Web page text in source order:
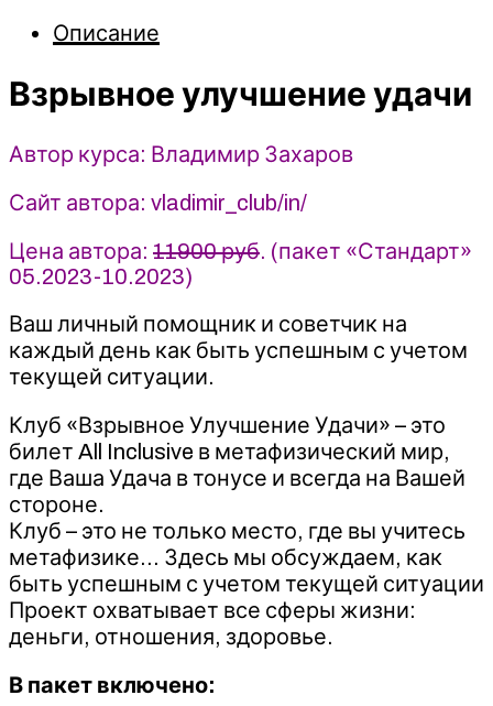
удачи
2023
-
Захаров
Описание
Взрывное улучшение удачи
Автор курса: Владимир Захаров
Сайт автора: vladimir_club/in/
Цена автора: 11900 руб. (пакет «Стандарт»
05.2023-10.2023)
Ваш личный помощник и советчик на
каждый день как быть успешным с учетом
текущей ситуации.
Клуб «Взрывное Улучшение Удачи» – это
билет All Inclusive в метафизический мир,
где Ваша Удача в тонусе и всегда на Вашей
стороне.
Клуб – это не только место, где вы учитесь
метафизике… Здесь мы обсуждаем, как
быть успешным с учетом текущей ситуации
Проект охватывает все сферы жизни:
деньги, отношения, здоровье.
В пакет включено: